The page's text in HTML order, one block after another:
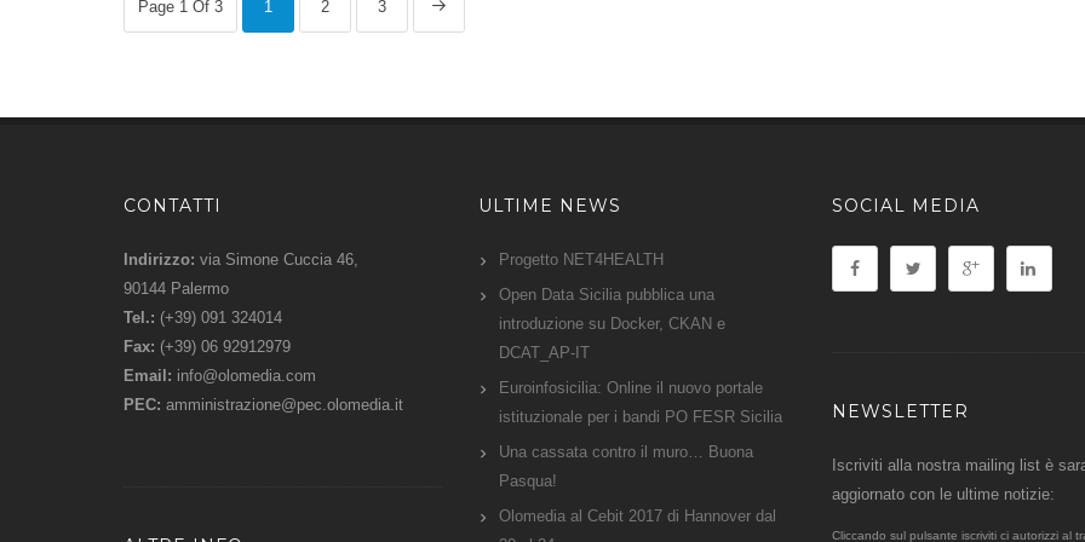
Page 1 Of 3 1 2 3
CONTATTI
Indirizzo: via Simone Cuccia 46,
90144 Palermo
Tel.: (+39) 091 324014
Fax: (+39) 06 92912979
Email: info@olomedia.com
PEC: amministrazione@pec.olomedia.it
ULTIME NEWS
Progetto NET4HEALTH
Open Data Sicilia pubblica una
introduzione su Docker, CKAN e
DCAT_AP-IT
Euroinfosicilia: Online il nuovo portale
istituzionale per i bandi PO FESR Sicilia
Una cassata contro il muro… Buona
Pasqua!
Olomedia al Cebit 2017 di Hannover dal
SOCIAL MEDIA
NEWSLETTER
Iscriviti alla nostra mailing list è
aggiornato con le ultime notizie:
Cliccando sul pulsante iscriviti ci autorizzi al